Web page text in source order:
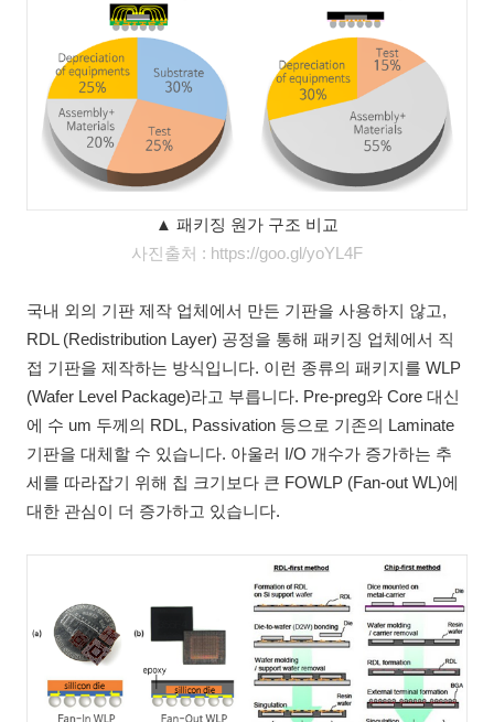
▲ 패키징 원가 구조 비교
사진출처 : https://goo.gl/yoYL4F
국내 외의 기판 제작 업체에서 만든 기판을 사용하지 않고,
RDL (Redistribution Layer) 공정을 통해 패키징 업체에서 직
접 기판을 제작하는 방식입니다. 이런 종류의 패키지를 WLP
(Wafer Level Package)라고 부릅니다. Pre-preg와 Core 대신
에 수 um 두께의 RDL, Passivation 등으로 기존의 Laminate
기판을 대체할 수 있습니다. 아울러 I/O 개수가 증가하는 추
세를 따라잡기 위해 칩 크기보다 큰 FOWLP (Fan-out WL)에
대한 관심이 더 증가하고 있습니다.